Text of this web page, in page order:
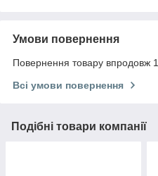
Умови повернення
Повернення товару впродовж
Всі умови повернення
Подібні товари компанії